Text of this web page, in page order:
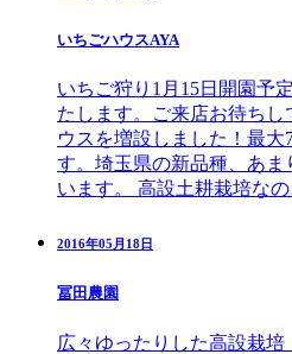
いちごハウスAYA
いちご狩り1月15日開園予
たします。ご来店お待ちし
ウスを増設しました！最大
す。埼玉県の新品種、あ
います。 高設土耕栽培な
2016年05月18日
冨田農園
広々ゆったりした高設栽培